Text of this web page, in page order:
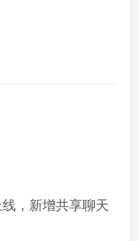
，新增共享聊天